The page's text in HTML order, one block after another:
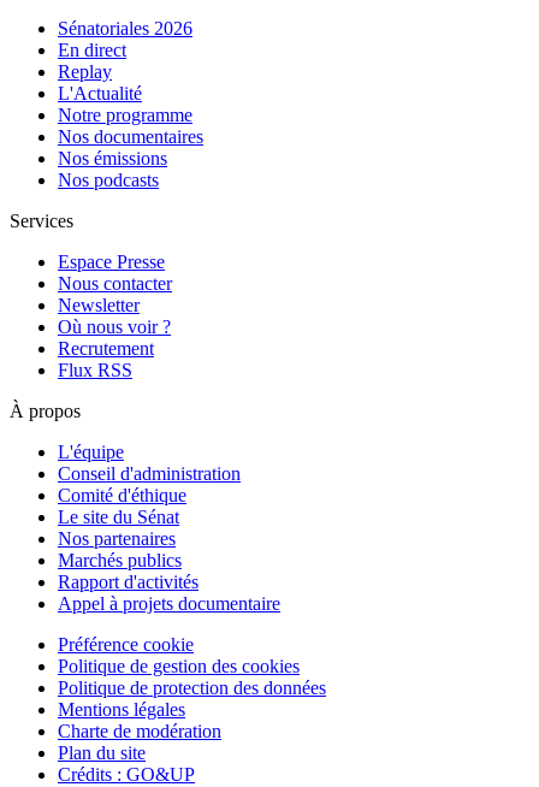
Sénatoriales 2026
En direct
Replay
L'Actualité
Notre programme
Nos documentaires
Nos émissions
Nos podcasts
Services
Espace Presse
Nous contacter
Newsletter
Où nous voir ?
Recrutement
Flux RSS
À propos
L'équipe
Conseil d'administration
Comité d'éthique
Le site du Sénat
Nos partenaires
Marchés publics
Rapport d'activités
Appel à projets documentaire
Préférence cookie
Politique de gestion des cookies
Politique de protection des données
Mentions légales
Charte de modération
Plan du site
Crédits : GO&UP